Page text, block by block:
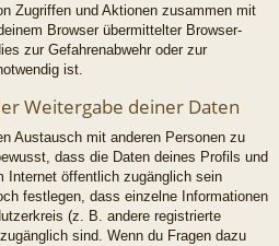
Zugriffen und Aktionen zusammen mit
Browser übermittelter Browser-
zur Gefahrenabwehr oder zur
ist.
Weitergabe deiner Daten
Austausch mit anderen Personen zu
dass die Daten deines Profils und
Internet öffentlich zugänglich sein
festlegen, dass einzelne Informationen
(z. B. andere registrierte
sind. Wenn du Fragen dazu